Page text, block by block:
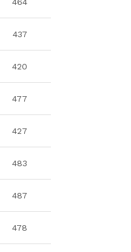
437
420
477
427
483
487
478